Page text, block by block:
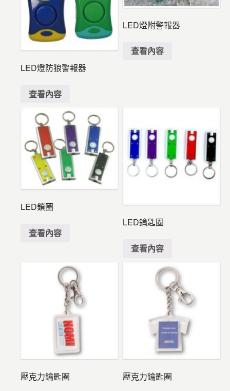
LED燈防狼警報器
查看內容
LED燈附警報器
查看內容
LED鎖圈
查看內容
LED鑰匙圈
查看內容
壓克力鑰匙圈 壓克力鑰匙圈